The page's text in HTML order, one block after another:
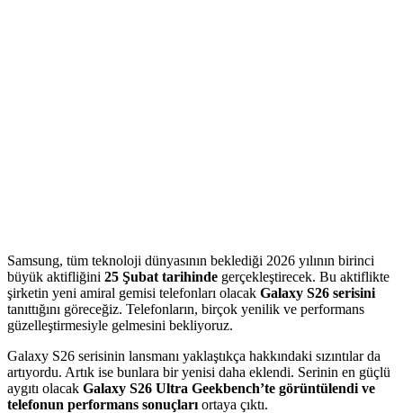
Samsung, tüm teknoloji dünyasının beklediği 2026 yılının birinci
büyük aktifliğini 25 Şubat tarihinde gerçekleştirecek. Bu aktiflikte
şirketin yeni amiral gemisi telefonları olacak Galaxy S26 serisini
tanıttığını göreceğiz. Telefonların, birçok yenilik ve performans
güzelleştirmesiyle gelmesini bekliyoruz.
Galaxy S26 serisinin lansmanı yaklaştıkça hakkındaki sızıntılar da
artıyordu. Artık ise bunlara bir yenisi daha eklendi. Serinin en güçlü
aygıtı olacak Galaxy S26 Ultra Geekbench’te görüntülendi ve
telefonun performans sonuçları ortaya çıktı.